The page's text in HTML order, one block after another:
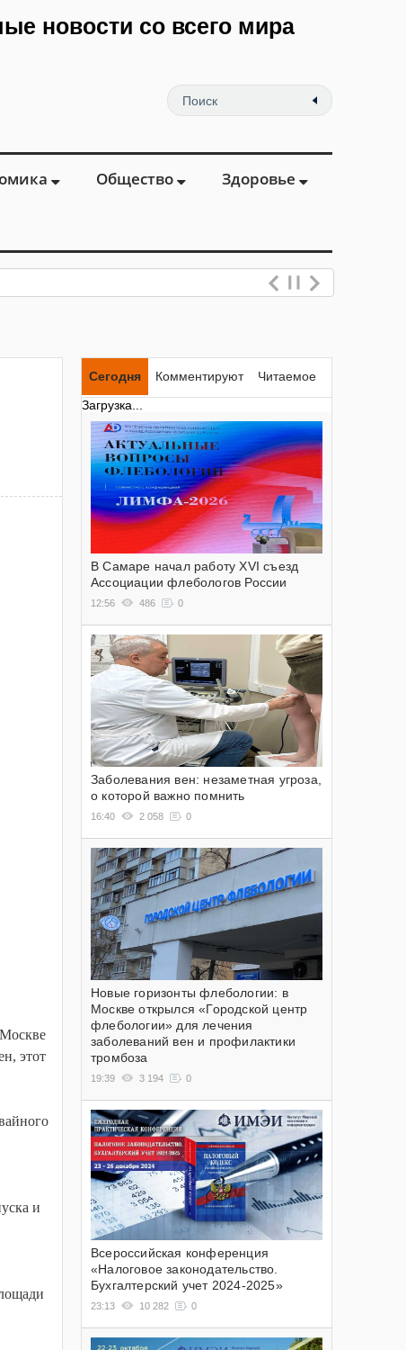
новости со всего мира
Общество Здоровье
этот
и
Сегодня Комментируют
Читаемое
Загрузка...
В Самаре начал работу XVI съезд
Ассоциации флебологов России
12:56 486 0
Заболевания вен: незаметная угроза,
о которой важно помнить
16:40 2 058 0
Новые горизонты флебологии: в
Москве открылся «Городской центр
флебологии» для лечения
заболеваний вен и профилактики
тромбоза
19:39 3 194 0
Всероссийская конференция
«Налоговое законодательство.
Бухгалтерский учет 2024-2025»
23:13 10 282 0